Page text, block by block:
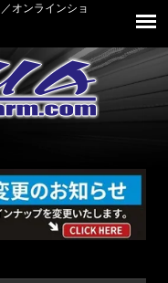
オンラインショ